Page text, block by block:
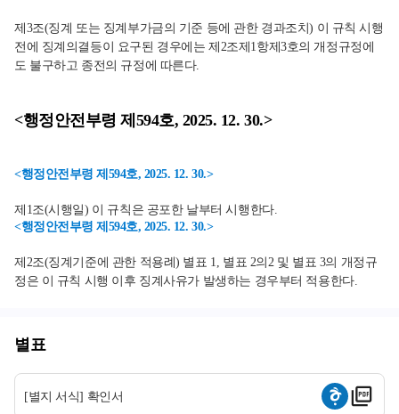
제3조(징계 또는 징계부가금의 기준 등에 관한 경과조치) 이 규칙 시행
전에 징계의결등이 요구된 경우에는 제2조제1항제3호의 개정규정에
도 불구하고 종전의 규정에 따른다.
<행정안전부령 제594호, 2025. 12. 30.>
<행정안전부령 제594호, 2025. 12. 30.>
제1조(시행일) 이 규칙은 공포한 날부터 시행한다.
<행정안전부령 제594호, 2025. 12. 30.>
제2조(징계기준에 관한 적용례) 별표 1, 별표 2의2 및 별표 3의 개정규
정은 이 규칙 시행 이후 징계사유가 발생하는 경우부터 적용한다.
별표
[별지 서식] 확인서